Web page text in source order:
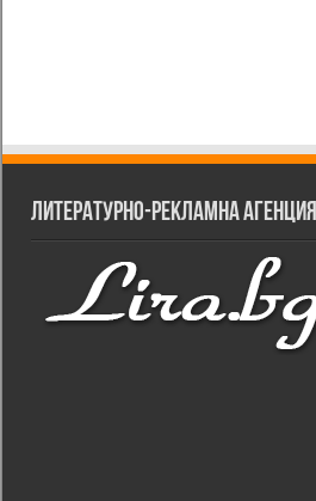
Литературно-рекламна агенция